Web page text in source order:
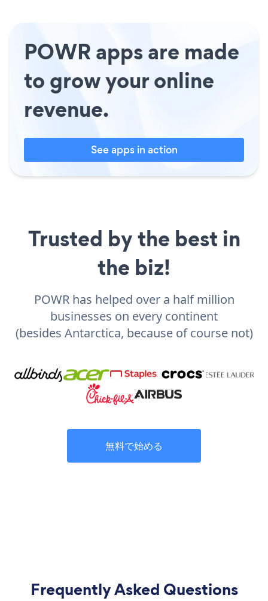
POWR apps are made
to grow your online
revenue.
See apps in action
Trusted by the best in
the biz!
POWR has helped over a half million
businesses on every continent
(besides Antarctica, because of course not)
無料で始める
Frequently Asked Questions